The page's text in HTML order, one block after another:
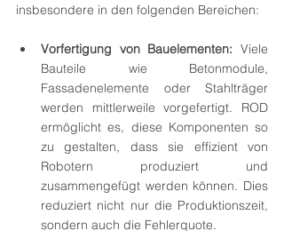
insbesondere in den folgenden Bereichen:
Vorfertigung von Bauelementen: Viele
Bauteile wie Betonmodule,
Fassadenelemente oder Stahlträger
werden mittlerweile vorgefertigt. ROD
ermöglicht es, diese Komponenten so
zu gestalten, dass sie effizient von
Robotern produziert und
zusammengefügt werden können. Dies
reduziert nicht nur die Produktionszeit,
sondern auch die Fehlerquote.